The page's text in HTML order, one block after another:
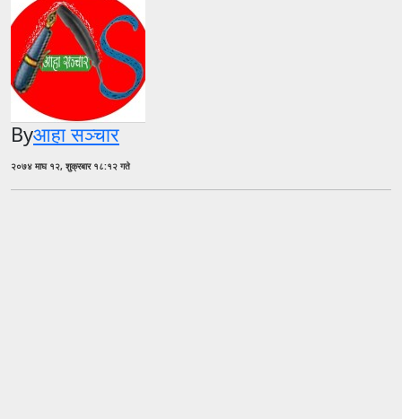
Byआहा सञ्चार
२०७४ माघ १२, शुक्रबार १८:१२ गते